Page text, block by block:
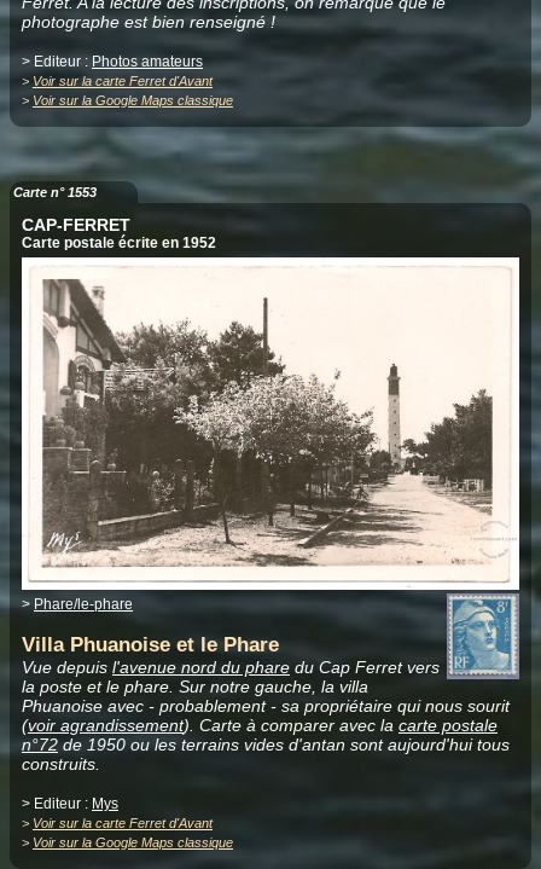
photographe est bien renseigné !
> Editeur : Photos amateurs
> Voir sur la carte Ferret d'Avant
> Voir sur la Google Maps classique
Carte n° 1553
CAP-FERRET
Carte postale écrite en 1952
> Phare/le-phare
Villa Phuanoise et le Phare
Vue depuis l'avenue nord du phare du Cap Ferret vers
la poste et le phare. Sur notre gauche, la villa
Phuanoise avec - probablement - sa propriétaire qui nous sourit
(voir agrandissement). Carte à comparer avec la carte postale
n°72 de 1950 ou les terrains vides d'antan sont aujourd'hui tous
construits.
> Editeur : Mys
> Voir sur la carte Ferret d'Avant
> Voir sur la Google Maps classique